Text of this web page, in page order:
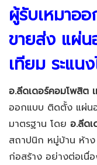
ผู้รับเหมาอ
ขายส่ง แผ่
เทียม ระแน
อ.ลีดเดอร์คอมโพสิต
ออกแบบ ติดตั้ง แผ่น
มาตรฐาน โดย อ.ลีดเ
สถาปนิก หมู่บ้าน ห้าง
ก่อสร้าง อย่างต่อเนื่